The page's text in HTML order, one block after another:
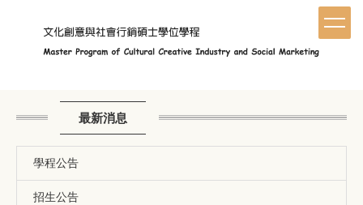
區
最新消息
學程公告
招生公告